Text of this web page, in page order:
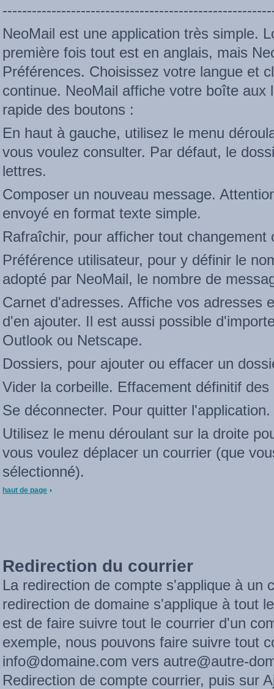
NeoMail est une application très simple.
première fois tout est en anglais, mais
Préférences. Choisissez votre langue et
continue. NeoMail affiche votre boîte aux
rapide des boutons :
En haut à gauche, utilisez le menu
vous voulez consulter. Par défaut, le
lettres.
Composer un nouveau message.
envoyé en format texte simple.
Rafraîchir, pour afficher tout
Préférence utilisateur, pour y définir le
adopté par NeoMail, le nombre de
Carnet d'adresses. Affiche vos adresses
d'en ajouter. Il est aussi possible
Outlook ou Netscape.
Dossiers, pour ajouter ou effacer un
Vider la corbeille. Effacement définitif
Se déconnecter. Pour quitter l'application.
Utilisez le menu déroulant sur la droite
vous voulez déplacer un courrier (que
sélectionné).
haut de page
Redirection du courrier
La redirection de compte s'applique à un
redirection de domaine s'applique à tout
est de faire suivre tout le courrier d'un
exemple, nous pouvons faire suivre tout
info@domaine.com vers autre@autre-
Redirection de compte courrier, puis sur